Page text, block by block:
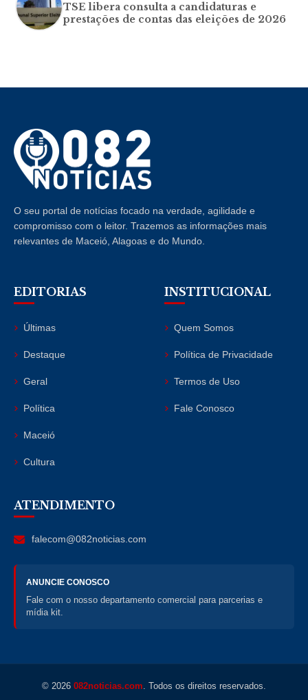
TSE libera consulta a candidaturas e
prestações de contas das eleições de 2026
O seu portal de notícias focado na verdade, agilidade e
compromisso com o leitor. Trazemos as informações mais
relevantes de Maceió, Alagoas e do Mundo.
EDITORIAS
Últimas
Destaque
Geral
Política
Maceió
Cultura
INSTITUCIONAL
Quem Somos
Política de Privacidade
Termos de Uso
Fale Conosco
ATENDIMENTO
falecom@082noticias.com
ANUNCIE CONOSCO
Fale com o nosso departamento comercial para parcerias e
mídia kit.
© 2026 082noticias.com. Todos os direitos reservados.